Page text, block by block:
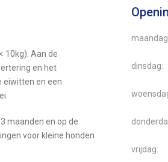
10kg). Aan de
en het
eiwitten en een
maanden en op de
voor kleine honden
dinsdag:
vrijdag: